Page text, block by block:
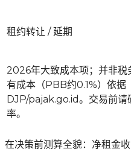
租约转让 / 延期
2026年大致成本项；并非税
有成本（PBB约0.1%）依据
DJP/pajak.go.id。交易前请
率。
在决策前测算全貌：净租金